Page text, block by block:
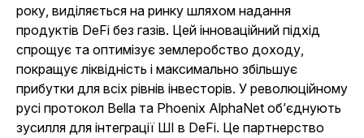
року, виділяється на ринку шляхом надання
продуктів DeFi без газів. Цей інноваційний підхід
спрощує та оптимізує землеробство доходу,
покращує ліквідність і максимально збільшує
прибутки для всіх рівнів інвесторів. У революційному
русі протокол Bella та Phoenix AlphaNet об’єднують
зусилля для інтеграції ШІ в DeFi. Це партнерство